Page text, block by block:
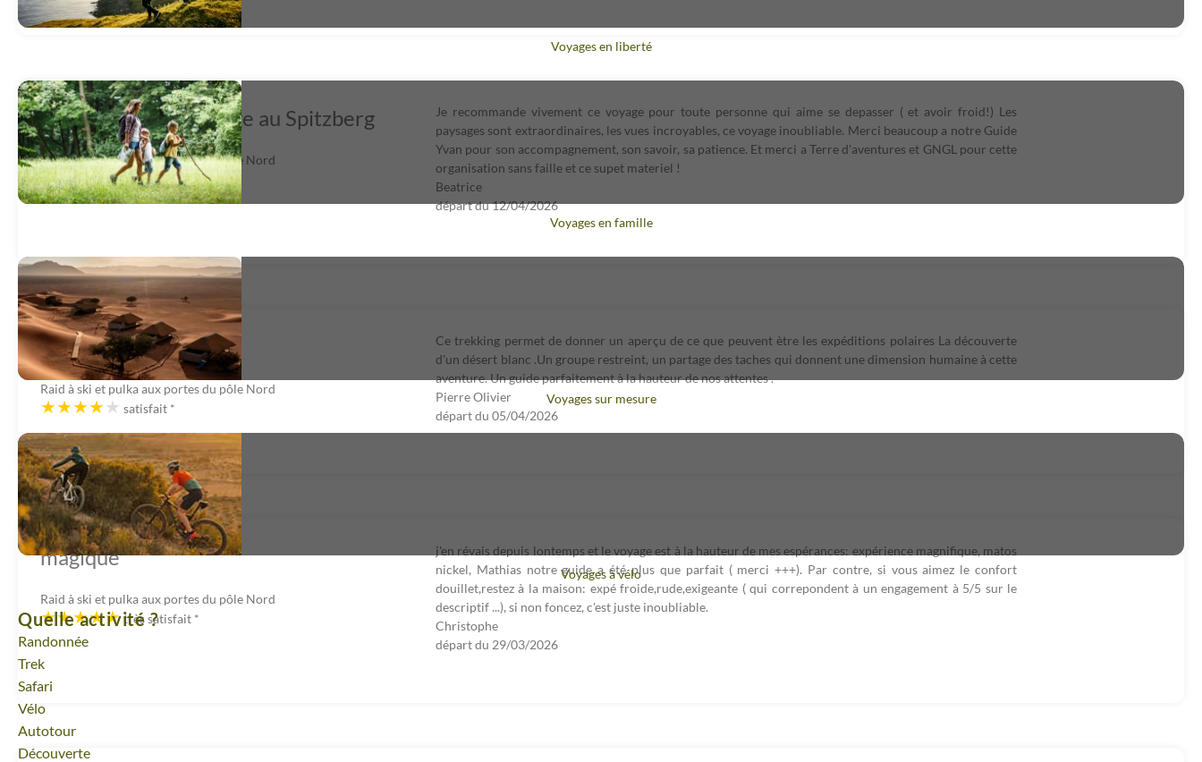
Voyages en liberté
Voyages en famille
Voyages sur mesure
Voyages à vélo
Quelle activité ?
Randonnée
Trek
Safari
Vélo
Autotour
Découverte
Un merveilleux voyage au Spitzberg
Raid à ski et pulka aux portes du pôle Nord
très satisfait*
Je recommande vivement ce voyage pour toute personne qui aime se depasser ( et avoir froid!) Les
paysages sont extraordinaires, les vues incroyables, ce voyage inoubliable. Merci beaucoup a notre Guide
Yvan pour son accompagnement, son savoir, sa patience. Et merci a Terre d'aventures et GNGL pour cette
organisation sans faille et ce supet materiel !
Beatrice
départ du12/04/2026
Spizberg avril 2026
Raid à ski et pulka aux portes du pôle Nord
satisfait *
Ce trekking permet de donner un aperçu de ce que peuvent ètre les expéditions polaires La découverte
d'un désert blanc .Un groupe restreint, un partage des taches qui donnent une dimension humaine à cette
aventure. Un guide parfaitement à la hauteur de nos attentes .
Pierre Olivier
départ du 05/04/2026
magique
Raid à ski et pulka aux portes du pôle Nord
très satisfait *
j'en révais depuis lontemps et le voyage est à la hauteur de mes espérances: expérience magnifique, matos
nickel, Mathias notre guide a été plus que parfait ( merci +++). Par contre, si vous aimez le confort
douillet,restez à la maison: expé froide,rude,exigeante ( qui correpondent à un engagement à 5/5 sur le
descriptif ...), si non foncez, c'est juste inoubliable.
Christophe
départ du 29/03/2026